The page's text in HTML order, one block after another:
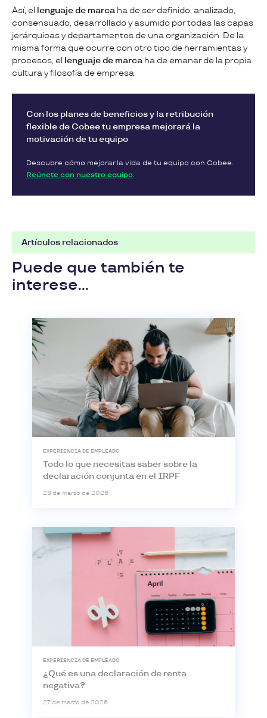
Así, el lenguaje de marca ha de ser definido, analizado,
consensuado, desarrollado y asumido por todas las capas
jerárquicas y departamentos de una organización. De la
misma forma que ocurre con otro tipo de herramientas y
procesos, el lenguaje de marca ha de emanar de la propia
cultura y filosofía de empresa.
Con los planes de beneficios y la retribución
flexible de Cobee tu empresa mejorará la
motivación de tu equipo
Descubre cómo mejorar la vida de tu equipo con Cobee.
Reúnete con nuestro equipo.
Artículos relacionados
Puede que también te
interese...
EXPERIENCIA DE EMPLEADO
Todo lo que necesitas saber sobre la
declaración conjunta en el IRPF
28 de marzo de 2026
EXPERIENCIA DE EMPLEADO
¿Qué es una declaración de renta
negativa?
27 de marzo de 2026